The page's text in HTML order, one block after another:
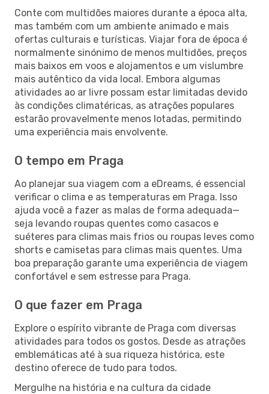
Conte com multidões maiores durante a época alta,
mas também com um ambiente animado e mais
ofertas culturais e turísticas. Viajar fora de época é
normalmente sinónimo de menos multidões, preços
mais baixos em voos e alojamentos e um vislumbre
mais autêntico da vida local. Embora algumas
atividades ao ar livre possam estar limitadas devido
às condições climatéricas, as atrações populares
estarão provavelmente menos lotadas, permitindo
uma experiência mais envolvente.
O tempo em Praga
Ao planejar sua viagem com a eDreams, é essencial
verificar o clima e as temperaturas em Praga. Isso
ajuda você a fazer as malas de forma adequada—
seja levando roupas quentes como casacos e
suéteres para climas mais frios ou roupas leves como
shorts e camisetas para climas mais quentes. Uma
boa preparação garante uma experiência de viagem
confortável e sem estresse para Praga.
O que fazer em Praga
Explore o espírito vibrante de Praga com diversas
atividades para todos os gostos. Desde as atrações
emblemáticas até à sua riqueza histórica, este
destino oferece de tudo para todos.
Mergulhe na história e na cultura da cidade